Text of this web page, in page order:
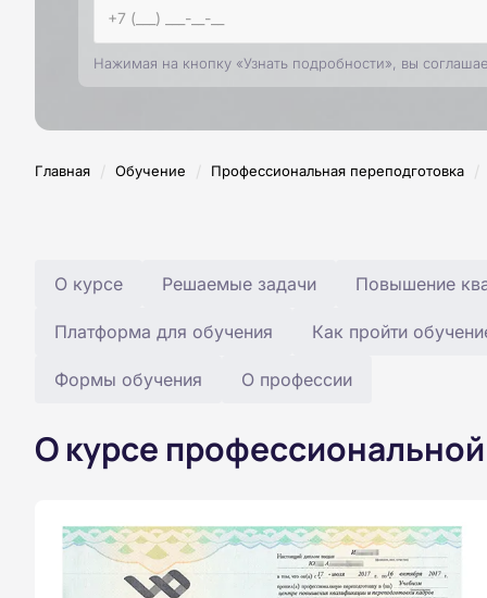
Нажимая на кнопку «Узнать подробности», вы
Главная / Обучение / Профессиональная переподготовка /
О курсе Решаемые задачи Повышение
Платформа для обучения Как пройти
Формы обучения О профессии
О курсе